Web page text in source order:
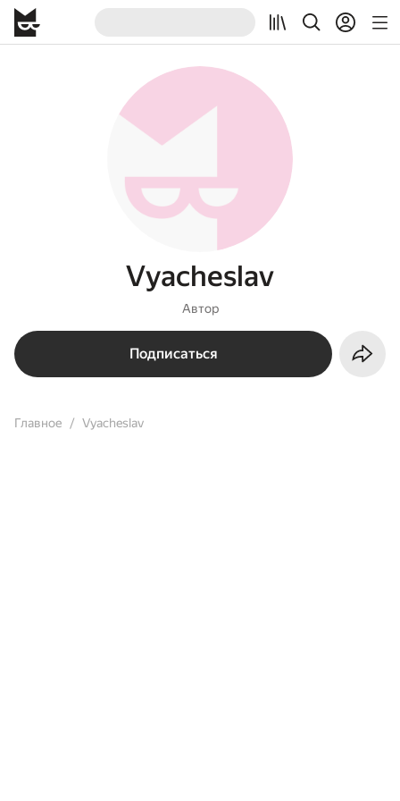
Vyacheslav
Автор
Подписаться
Главное Vyacheslav